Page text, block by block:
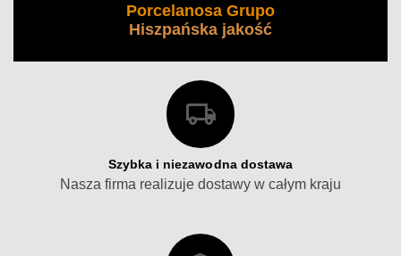
Porcelanosa Grupo
Hiszpańska jakość
Szybka i niezawodna dostawa
Nasza firma realizuje dostawy w całym kraju